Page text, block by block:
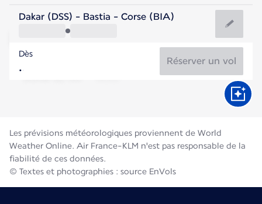
France
Bastia
France
Dakar (DSS) - Bastia - Corse (BIA)
Dès
Réserver un vol
Les prévisions météorologiques proviennent de World
Weather Online. Air France-KLM n'est pas responsable de la
fiabilité de ces données.
© Textes et photographies : source EnVols